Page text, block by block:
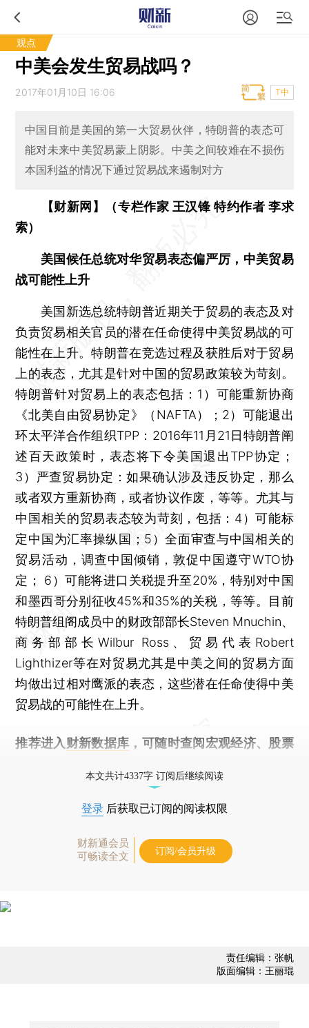
观点
中美会发生贸易战吗？
2017年01月10日 16:06 T中
中国目前是美国的第一大贸易伙伴，特朗普的表态可
能对未来中美贸易蒙上阴影。中美之间较难在不损伤
本国利益的情况下通过贸易战来遏制对方
【财新网】（专栏作家 王汉锋 特约作者 李求
索）
美国候任总统对华贸易表态偏严厉，中美贸易
战可能性上升
美国新选总统特朗普近期关于贸易的表态及对
负责贸易相关官员的潜在任命使得中美贸易战的可
能性在上升。特朗普在竞选过程及获胜后对于贸易
上的表态，尤其是针对中国的贸易政策较为苛刻。
特朗普针对贸易上的表态包括：1）可能重新协商
《北美自由贸易协定》（NAFTA）；2）可能退出
环太平洋合作组织TPP：2016年11月21日特朗普阐
述百天政策时，表态将下令美国退出TPP协定；
3）严查贸易协定：如果确认涉及违反协定，那么
或者双方重新协商，或者协议作废，等等。尤其与
中国相关的贸易表态较为苛刻，包括：4）可能标
定中国为汇率操纵国；5）全面审查与中国相关的
贸易活动，调查中国倾销，敦促中国遵守WTO协
定； 6）可能将进口关税提升至20%，特别对中国
和墨西哥分别征收45%和35%的关税，等等。目前
特朗普组阁成员中的财政部部长Steven Mnuchin、
商务部部长Wilbur Ross、贸易代表Robert
Lighthizer等在对贸易尤其是中美之间的贸易方面
均做出过相对鹰派的表态，这些潜在任命使得中美
贸易战的可能性在上升。
推荐进入 财新数据库 ，可随时查阅宏观经济、股票
本文共计4337字 订阅后继续阅读
登录 后获取已订阅的阅读权限
财新通会员
可畅读全文
订阅/会员升级
责任编辑：张帆
版面编辑：王丽琨